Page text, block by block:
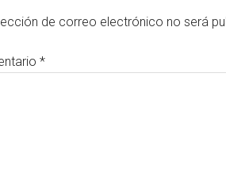
de correo electrónico no será
*